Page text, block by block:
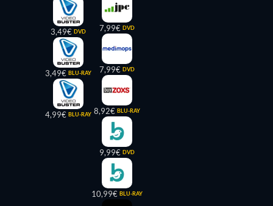
3,49€ DVD
3,49€ BLU-RAY
4,99€ BLU-RAY
7,99€ DVD
7,99€ DVD
8,92€ BLU-RAY
9,99€ DVD
10,99€ BLU-RAY